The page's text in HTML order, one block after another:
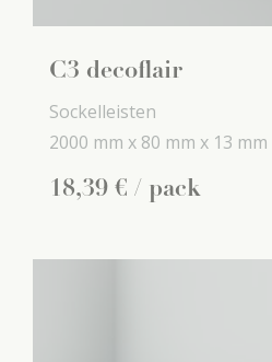
C3 decoflair
Sockelleisten
2000 mm x 80 mm x 13 mm
18,39 € / pack